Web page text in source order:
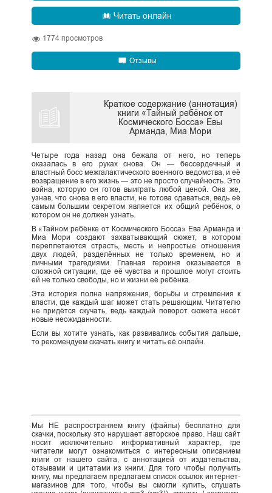
Читать онлайн
1774 просмотров
Отзывы
Краткое содержание (аннотация)
книги «Тайный ребёнок от
Космического Босса» Евы
Арманда, Миа Мори
Четыре года назад она бежала от него, но теперь
оказалась в его руках снова. Он — бессердечный и
властный босс межгалактического военного ведомства, и её
возвращение в его жизнь — это не просто случайность. Это
война, которую он готов выиграть любой ценой. Она же,
узнав, что снова в его власти, не готова сдаваться, ведь её
самым большим секретом является их общий ребёнок, о
котором он не должен узнать.
В «Тайном ребёнке от Космического Босса» Ева Арманда и
Миа Мори создают захватывающий сюжет, в котором
переплетаются страсть, месть и непростые отношения
двух людей, разделённых не только временем, но и
личными трагедиями. Главная героиня оказывается в
сложной ситуации, где её чувства и прошлое могут стоить
ей не только свободы, но и жизни её ребёнка.
Эта история полна напряжения, борьбы и стремления к
власти, где каждый шаг может стать решающим. Читателю
не придётся скучать, ведь каждый поворот сюжета несёт
новые неожиданности.
Если вы хотите узнать, как развивались события дальше,
то рекомендуем скачать книгу и читать её онлайн.
Мы НЕ распространяем книгу (файлы) бесплатно для
скачки, поскольку это нарушает авторское право. Наш сайт
носит исключительно информативный характер, где
читатели могут ознакомиться с интересным описанием
книги от нашего сайта, с аннотацией от издательства,
отзывами и цитатами из книги. Для того чтобы получить
книгу, мы предлагаем предлагаем список ссылок интернет-
магазинов для того, чтобы вы смогли купить, слушать